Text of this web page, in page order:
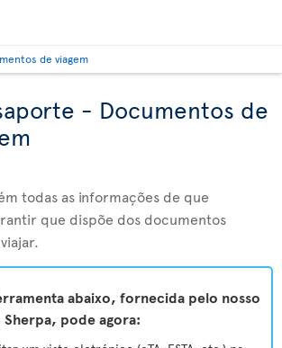
de viagem
- Documentos de
todas as informações de que
que dispõe dos documentos
abaixo, fornecida pelo nosso
pode agora: